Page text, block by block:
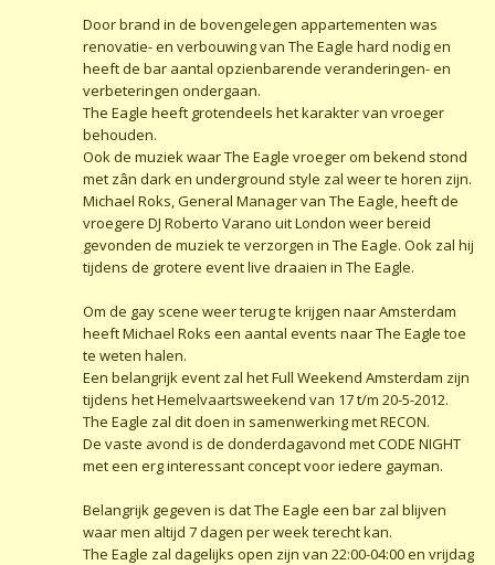
Door brand in de bovengelegen appartementen was
renovatie- en verbouwing van The Eagle hard nodig en
heeft de bar aantal opzienbarende veranderingen- en
verbeteringen ondergaan.
The Eagle heeft grotendeels het karakter van vroeger
behouden.
Ook de muziek waar The Eagle vroeger om bekend stond
met zân dark en underground style zal weer te horen zijn.
Michael Roks, General Manager van The Eagle, heeft de
vroegere DJ Roberto Varano uit London weer bereid
gevonden de muziek te verzorgen in The Eagle. Ook zal hij
tijdens de grotere event live draaien in The Eagle.
Om de gay scene weer terug te krijgen naar Amsterdam
heeft Michael Roks een aantal events naar The Eagle toe
te weten halen.
Een belangrijk event zal het Full Weekend Amsterdam zijn
tijdens het Hemelvaartsweekend van 17 t/m 20-5-2012.
The Eagle zal dit doen in samenwerking met RECON.
De vaste avond is de donderdagavond met CODE NIGHT
met een erg interessant concept voor iedere gayman.
Belangrijk gegeven is dat The Eagle een bar zal blijven
waar men altijd 7 dagen per week terecht kan.
The Eagle zal dagelijks open zijn van 22:00-04:00 en vrijdag